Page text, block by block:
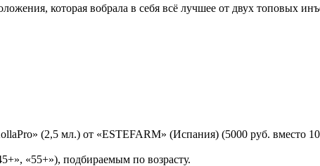
которая вобрала в себя всё лучшее от двух топовых
(2,5 мл.) от «ESTEFARM» (Испания) (5000 руб. вместо
«55+»), подбираемым по возрасту.